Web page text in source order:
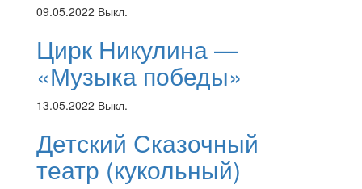
09.05.2022 Выкл.
Цирк Никулина —
«Музыка победы»
13.05.2022 Выкл.
Детский Сказочный
театр (кукольный)